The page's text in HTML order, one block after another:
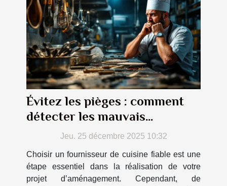
Évitez les pièges : comment
détecter les mauvais
fournisseurs de cuisine ?
Jeu. 25 décembre 2025 10:32
Choisir un fournisseur de cuisine fiable est une
étape essentiel dans la réalisation de votre
projet d’aménagement. Cependant, de